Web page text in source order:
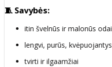
🧵 Savybės:
itin švelnūs ir malonūs odai
lengvi, purūs, kvėpuojantys
tvirti ir ilgaamžiai